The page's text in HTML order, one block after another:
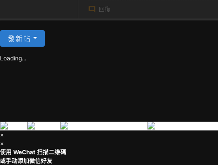
回復
發新帖
Loading...
×
×
使用 WeChat 扫描二维碼
或手动添加微信好友